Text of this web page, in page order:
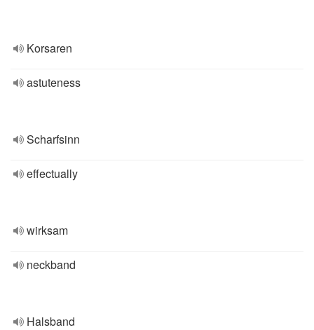
Korsaren
astuteness
Scharfsinn
effectually
wirksam
neckband
Halsband